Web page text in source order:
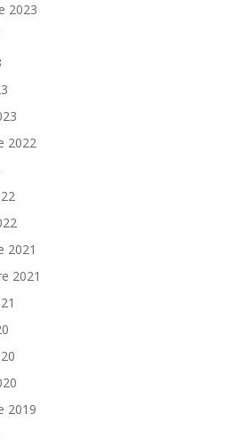
2023
2022
2021
2021
2019